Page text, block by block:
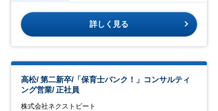
詳しく見る
高松/ 第二新卒/「保育士バンク！」コンサルティ
ング営業/ 正社員
株式会社ネクストビート